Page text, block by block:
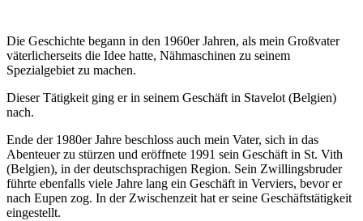
Die Geschichte begann in den 1960er Jahren, als mein Großvater
väterlicherseits die Idee hatte, Nähmaschinen zu seinem
Spezialgebiet zu machen.
Dieser Tätigkeit ging er in seinem Geschäft in Stavelot (Belgien)
nach.
Ende der 1980er Jahre beschloss auch mein Vater, sich in das
Abenteuer zu stürzen und eröffnete 1991 sein Geschäft in St. Vith
(Belgien), in der deutschsprachigen Region. Sein Zwillingsbruder
führte ebenfalls viele Jahre lang ein Geschäft in Verviers, bevor er
nach Eupen zog. In der Zwischenzeit hat er seine Geschäftstätigkeit
eingestellt.